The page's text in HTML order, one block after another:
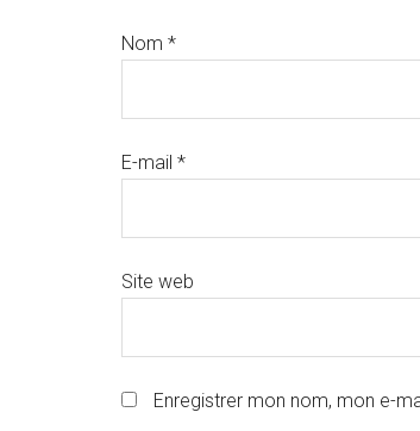
Nom *
E-mail *
Site web
Enregistrer mon nom, mon e-